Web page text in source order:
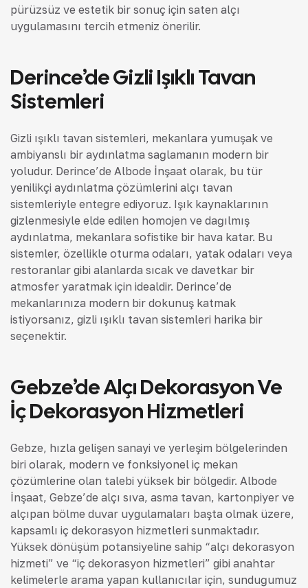
pürüzsüz ve estetik bir sonuç için saten alçı
uygulamasını tercih etmeniz önerilir.
Derince’de Gizli Işıklı Tavan
Sistemleri
Gizli ışıklı tavan sistemleri, mekanlara yumuşak ve
ambiyanslı bir aydınlatma sağlamanın modern bir
yoludur. Derince’de Albode İnşaat olarak, bu tür
yenilikçi aydınlatma çözümlerini alçı tavan
sistemleriyle entegre ediyoruz. Işık kaynaklarının
gizlenmesiyle elde edilen homojen ve dağılmış
aydınlatma, mekanlara sofistike bir hava katar. Bu
sistemler, özellikle oturma odaları, yatak odaları veya
restoranlar gibi alanlarda sıcak ve davetkar bir
atmosfer yaratmak için idealdir. Derince’de
mekanlarınıza modern bir dokunuş katmak
istiyorsanız, gizli ışıklı tavan sistemleri harika bir
seçenektir.
Gebze’de Alçı Dekorasyon Ve
İç Dekorasyon Hizmetleri
Gebze, hızla gelişen sanayi ve yerleşim bölgelerinden
biri olarak, modern ve fonksiyonel iç mekan
çözümlerine olan talebi yüksek bir bölgedir. Albode
İnşaat, Gebze’de alçı sıva, asma tavan, kartonpiyer ve
alçıpan bölme duvar uygulamaları başta olmak üzere,
kapsamlı iç dekorasyon hizmetleri sunmaktadır.
Yüksek dönüşüm potansiyeline sahip “alçı dekorasyon
hizmeti” ve “iç dekorasyon hizmetleri” gibi anahtar
kelimelerle arama yapan kullanıcılar için, sunduğumuz